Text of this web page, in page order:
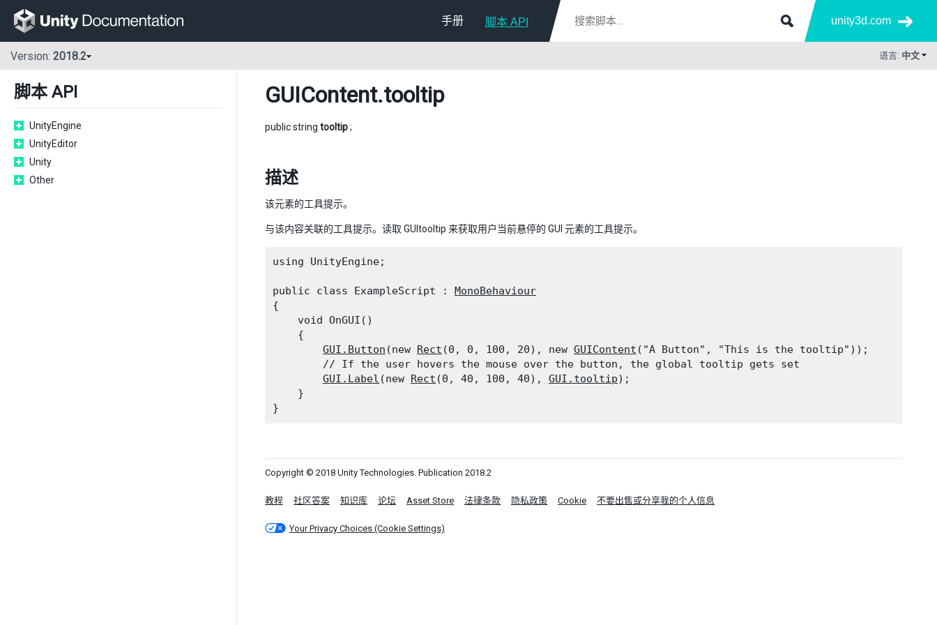
手册 脚本 API unity3d.com
Version: 2018.2 语言: 中文
脚本 API
UnityEngine
UnityEditor
Unity
Other
GUIContent.tooltip
public string tooltip;
描述
该元素的工具提示。
与该内容关联的工具提示。读取 GUItooltip 来获取用户当前悬停的 GUI 元素的工具提示。
using UnityEngine;
public class ExampleScript : MonoBehaviour
{
    void OnGUI()
    {
GUI.Button (new Rect (0, 0, 100, 20), new GUIContent ("A Button", "This is the tooltip"));
        // If the user hovers the mouse over the button, the global tooltip gets set
GUI.Label (new Rect (0, 40, 100, 40), GUI.tooltip);
    }
Copyright © 2018 Unity Technologies. Publication 2018.2
教程 社区答案 知识库 论坛 Asset Store 法律条款 隐私政策 Cookie 不要出售或分享我的个人信息
Your Privacy Choices (Cookie Settings)